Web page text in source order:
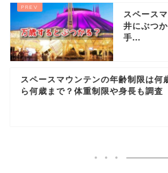
スペース
井にぶつ
手...
スペースマウンテンの年齢制限は何
ら何歳まで？体重制限や身長も調査